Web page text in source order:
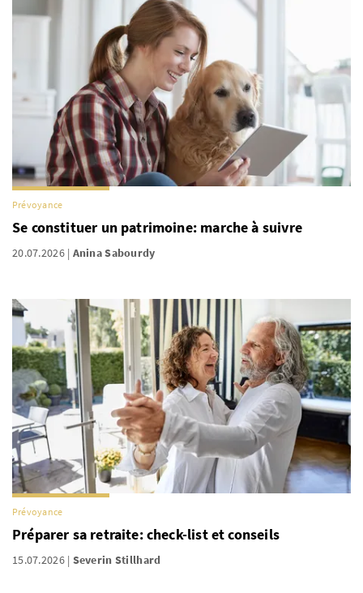
Prévoyance
Se constituer un patrimoine: marche à suivre
20.07.2026 Anina Sabourdy
Prévoyance
Préparer sa retraite: check-list et conseils
15.07.2026 Severin Stillhard